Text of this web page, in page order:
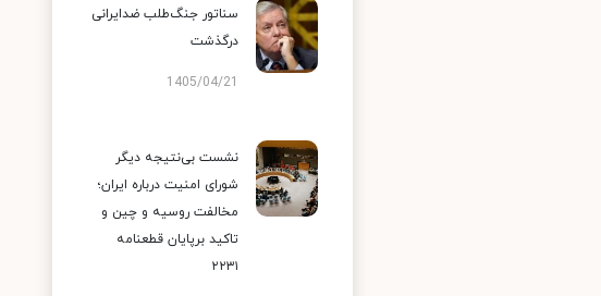
سناتور جنگ‌طلب ضدایرانی
درگذشت
1405/04/21
نشست بی‌نتیجه دیگر
شورای امنیت درباره ایران؛
مخالفت روسیه و چین و
تاکید برپایان قطعنامه
۲۲۳۱